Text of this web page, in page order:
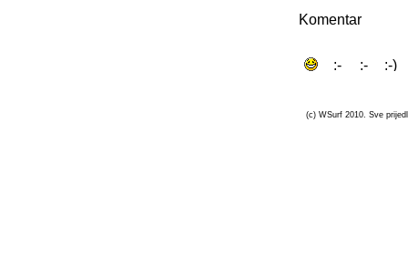
Komentar
(c) WSurf 2010. Sve